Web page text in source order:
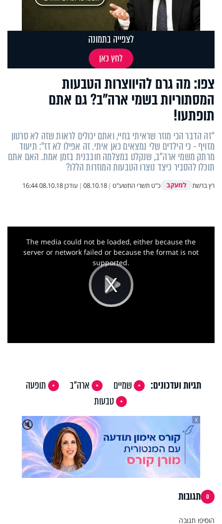
צפו: מה גרם להיווצרות הטבעות
המסתוריות בשמי ארה"ב? גם אתם
תופתעו!
"זה הדבר הכי מוזר שראיתי בחיי, ואתם יכולים לראות שזה לא סרטון
מזויף - כי הילדים שלי נמצאים כאן איתי. זה אפילו לא זז": תיעוד
מרתק משמי ארה"ב, שנקלט במצלמה חובבנית בזמן אמת. האם אתם
תוכלו להסביר כיצד נוצרו הטבעות המוזרות הללו?
רץ ברשת למעקב כ"ט תשרי התשע"ט |
08.10.18
| עודכן08.10.18 16:44
לצפייה בתמונה
לחץ כאן
Play
The media could not be loaded, either because the
server or network failed or because the format is not
supported.
תגיות ועדכונים: שמיים ארה"ב
תופעה
טבעות
🔇
X
0 תגובות
הוסיפו תגובה